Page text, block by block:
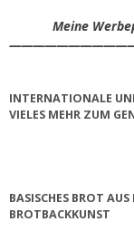
Meine
INTERNATIONALE
IELES MEHR ZUM
BASISCHES BROT
BROTBACKKUNST